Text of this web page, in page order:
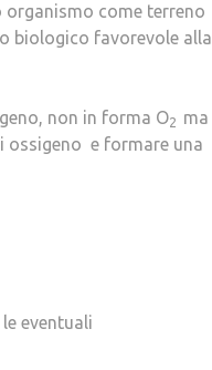
come terreno
biologico favorevole alla
non in forma O2 ma
ossigeno e formare una
eventuali